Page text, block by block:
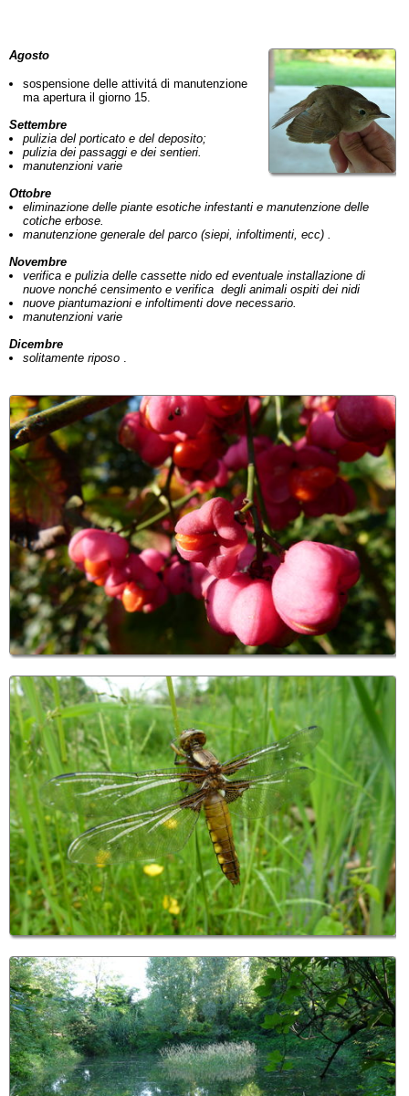
Agosto
sospensione delle attivitá di manutenzione
ma apertura il giorno 15.
Settembre
pulizia del porticato e del deposito;
pulizia dei passaggi e dei sentieri.
manutenzioni varie
Ottobre
eliminazione delle piante esotiche infestanti e manutenzione delle
cotiche erbose.
manutenzione generale del parco (siepi, infoltimenti, ecc) .
Novembre
verifica e pulizia delle cassette nido ed eventuale installazione di
nuove nonché censimento e verifica degli animali ospiti dei nidi
nuove piantumazioni e infoltimenti dove necessario.
manutenzioni varie
Dicembre
solitamente riposo